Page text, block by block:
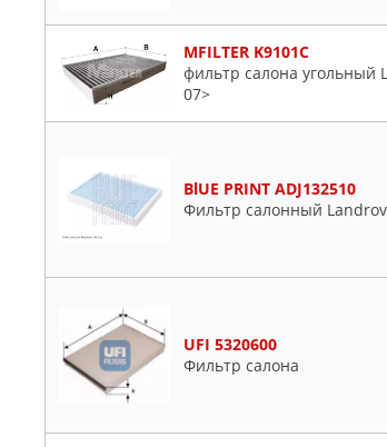
MFILTER K9101C
фильтр салона угольный
07>
BlUE PRINT ADJ132510
Фильтр салонный
UFI 5320600
Фильтр салона